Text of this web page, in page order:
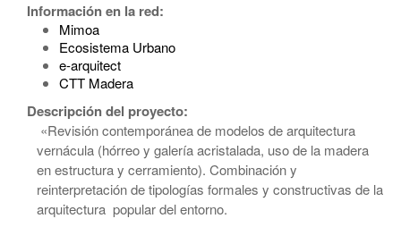
Información en la red:
Mimoa
Ecosistema Urbano
e-arquitect
CTT Madera
Descripción del proyecto:
«Revisión contemporánea de modelos de arquitectura
vernácula (hórreo y galería acristalada, uso de la madera
en estructura y cerramiento). Combinación y
reinterpretación de tipologías formales y constructivas de la
arquitectura popular del entorno.